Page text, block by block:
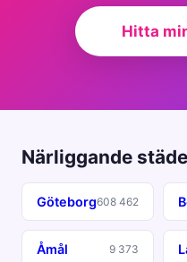
Hitta
Närliggande
Göteborg608 462
Åmål 9 373